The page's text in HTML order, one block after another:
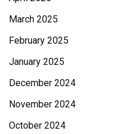
March 2025
February 2025
January 2025
December 2024
November 2024
October 2024